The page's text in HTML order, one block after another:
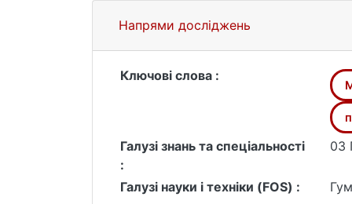
складний характер й
Відділення релігієзнавства
О. Саган). Зазначеною
національного університету
обговорювали і на круглому столі
"VІІ Танчерівські читання" у
продовжують дослідження
ідеологічних, конфесійних штампів,
Напрями досліджень
Ключові слова :
Галузі знань та спеціальності
:
03
Галузі науки і техніки (FOS) :